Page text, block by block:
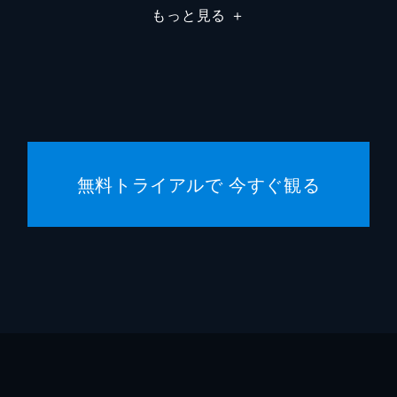
もっと見る ＋
無料トライアルで 今すぐ観る